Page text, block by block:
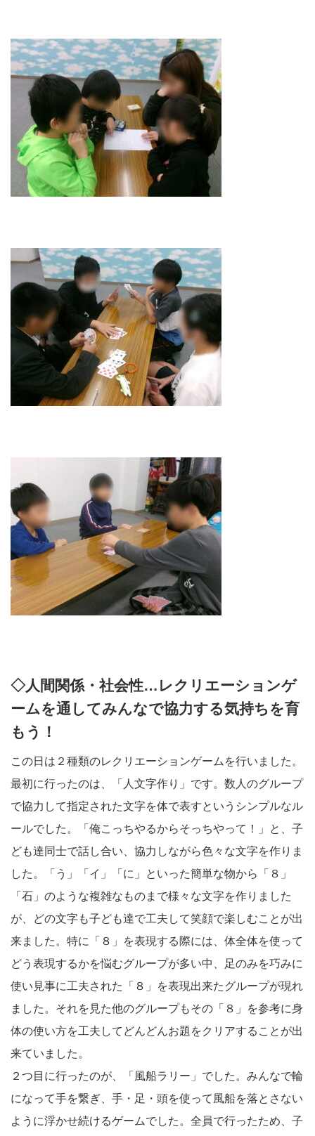
◇人間関係・社会性…レクリエーションゲ
ームを通してみんなで協力する気持ちを育
もう！
この日は２種類のレクリエーションゲームを行いました。
最初に行ったのは、「人文字作り」です。数人のグループ
で協力して指定された文字を体で表すというシンプルなル
ールでした。「俺こっちやるからそっちやって！」と、子
ども達同士で話し合い、協力しながら色々な文字を作りま
した。「う」「イ」「に」といった簡単な物から「８」
「石」のような複雑なものまで様々な文字を作りました
が、どの文字も子ども達で工夫して笑顔で楽しむことが出
来ました。特に「８」を表現する際には、体全体を使って
どう表現するかを悩むグループが多い中、足のみを巧みに
使い見事に工夫された「８」を表現出来たグループが現れ
ました。それを見た他のグループもその「８」を参考に身
体の使い方を工夫してどんどんお題をクリアすることが出
来ていました。
２つ目に行ったのが、「風船ラリー」でした。みんなで輪
になって手を繋ぎ、手・足・頭を使って風船を落とさない
ように浮かせ続けるゲームでした。全員で行ったため、子